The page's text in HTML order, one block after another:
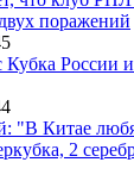
поражений
Кубка России
"В Китае
2